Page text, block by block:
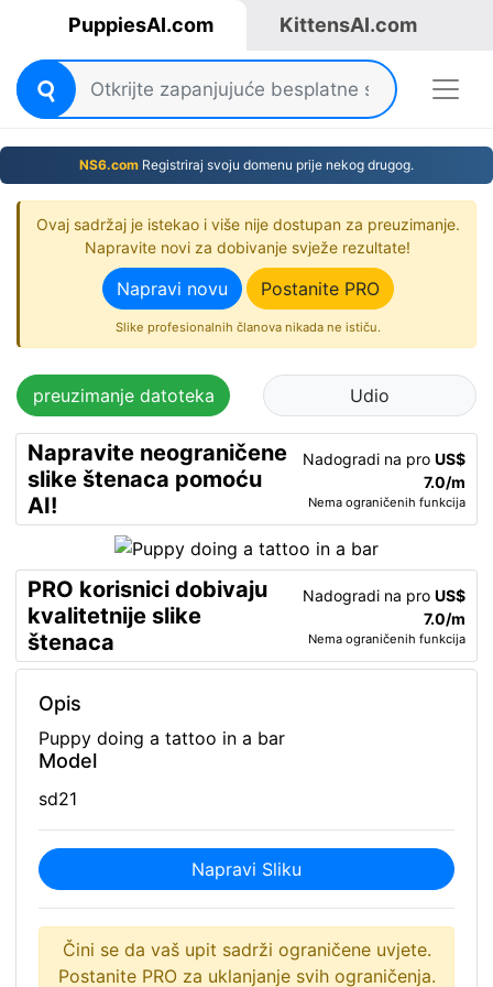
PuppiesAI.com KittensAI.com
NS6.com Registriraj svoju domenu prije nekog drugog.
Ovaj sadržaj je istekao i više nije dostupan za preuzimanje.
Napravite novi za dobivanje svježe rezultate!
Napravi novu Postanite PRO
Slike profesionalnih članova nikada ne ističu.
preuzimanje datoteka Udio
Napravite neograničene
slike štenaca pomoću
AI!
Nadogradi na pro US$
7.0/m
Nema ograničenih funkcija
PRO korisnici dobivaju
kvalitetnije slike
štenaca
Nadogradi na pro US$
7.0/m
Nema ograničenih funkcija
Opis
Puppy doing a tattoo in a bar
Model
sd21
Napravi Sliku
Čini se da vaš upit sadrži ograničene uvjete.
Postanite PRO za uklanjanje svih ograničenja.